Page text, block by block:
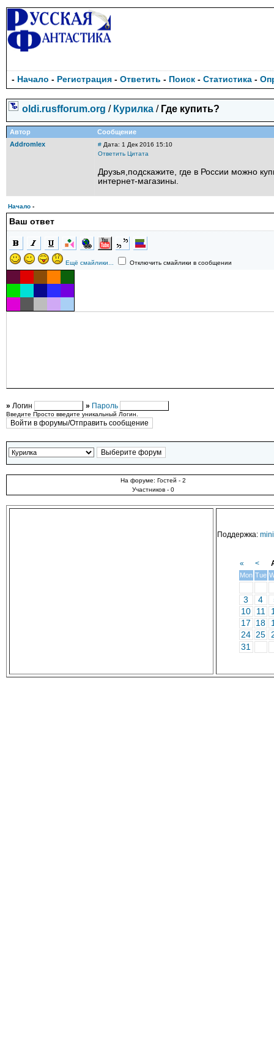
- Начало - Регистрация - Ответить - Поиск - Статистика -
oldi.rusfforum.org / Курилка / Где купить?
Автор
Сообщение
Addromlex
# Дата: 1 Дек 2016 15:10
Ответить Цитата
Друзья,подскажите, где в России можно
интернет-магазины.
Начало -
Ваш ответ
Ещё смайлики... Отключить смайлики в сообщении
» Логин » Пароль
Введите Просто введите уникальный Логин.
На форуме: Гостей - 2
Участников - 0
Поддержка: